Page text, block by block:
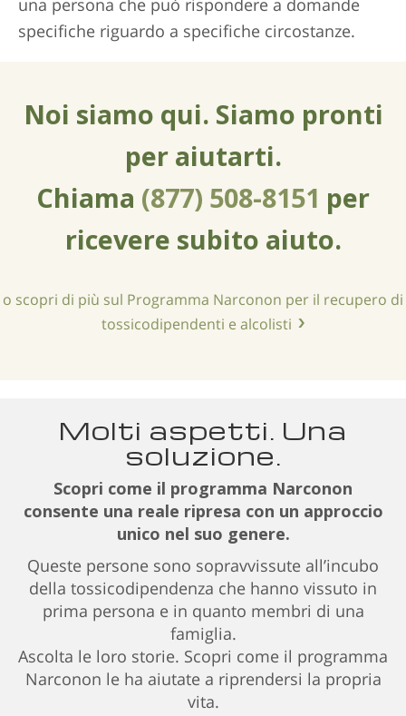
una persona che può rispondere a domande
specifiche riguardo a specifiche circostanze.
Noi siamo qui. Siamo pronti
per aiutarti.
Chiama (877) 508-8151 per
ricevere subito aiuto.
o scopri di più sul Programma Narconon per il recupero di
tossicodipendenti e alcolisti
Molti aspetti. Una
soluzione.
Scopri come il programma Narconon
consente una reale ripresa con un approccio
unico nel suo genere.
Queste persone sono sopravvissute all’incubo
della tossicodipendenza che hanno vissuto in
prima persona e in quanto membri di una
famiglia.
Ascolta le loro storie. Scopri come il programma
Narconon le ha aiutate a riprendersi la propria
vita.